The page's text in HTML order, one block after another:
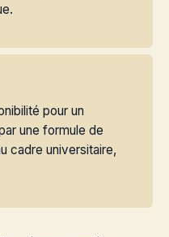
pour un
une formule de
cadre universitaire,